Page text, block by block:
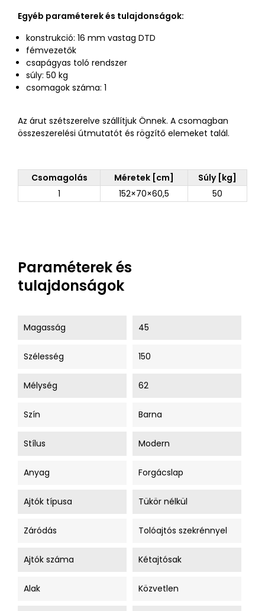
Egyéb paraméterek és tulajdonságok:
konstrukció: 16 mm vastag DTD
fémvezetők
csapágyas toló rendszer
súly: 50 kg
csomagok száma: 1
Az árut szétszerelve szállítjuk Önnek. A csomagban
összeszerelési útmutatót és rögzítő elemeket talál.
Csomagolás Méretek [cm]
Súly [kg]
1
152×70×60,5 50
Paraméterek és
tulajdonságok
Magasság 45
Szélesség 150
Mélység 62
Szín Barna
Stílus Modern
Anyag Forgácslap
Ajtók típusa Tükör nélkül
Záródás Tolóajtós szekrénnyel
Ajtók száma Kétajtósak
Alak Közvetlen